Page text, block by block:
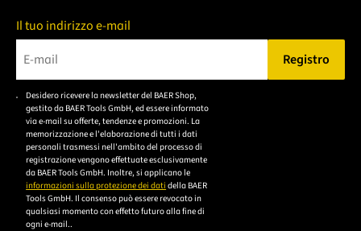
Il tuo indirizzo e-mail
Bitte geben Sie eine gültige E-Mail-Adresse ein.
Registro
Desidero ricevere la newsletter del BAER Shop,
gestito da BAER Tools GmbH, ed essere informato
via e-mail su offerte, tendenze e promozioni. La
memorizzazione e l'elaborazione di tutti i dati
personali trasmessi nell'ambito del processo di
registrazione vengono effettuate esclusivamente
da BAER Tools GmbH. Inoltre, si applicano le
informazioni sulla protezione dei dati della BAER
Tools GmbH. Il consenso può essere revocato in
qualsiasi momento con effetto futuro alla fine di
ogni e-mail..